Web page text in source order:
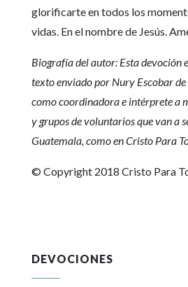
glorificarte en todos los
vidas. En el nombre de Jesús.
Biografía del autor: Esta devoción
texto enviado por Nury Escobar
como coordinadora e intérprete a
y grupos de voluntarios que van a
Guatemala, como en Cristo Para
© Copyright 2018 Cristo Para
DEVOCIONES